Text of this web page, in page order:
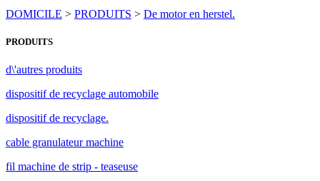
DOMICILE > PRODUITS > De motor en herstel.
PRODUITS
d\'autres produits
dispositif de recyclage automobile
dispositif de recyclage.
cable granulateur machine
fil machine de strip - teaseuse